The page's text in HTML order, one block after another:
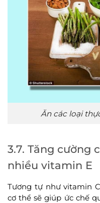
Ăn các loại
3.7. Tăng cường
nhiều vitamin E
Tương tự như vitamin
cơ thể sẽ giúp ức chế